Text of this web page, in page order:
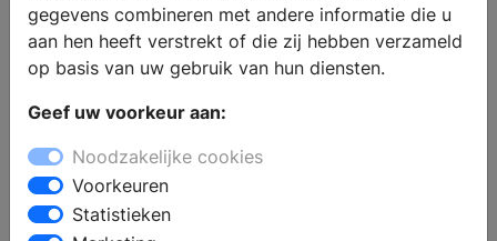
gegevens combineren met andere informatie die u
aan hen heeft verstrekt of die zij hebben verzameld
op basis van uw gebruik van hun diensten.
Geef uw voorkeur aan:
Noodzakelijke cookies
Voorkeuren
Statistieken